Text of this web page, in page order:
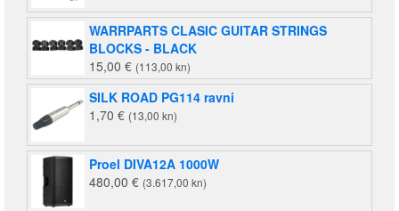
WARRPARTS CLASIC GUITAR STRINGS
BLOCKS - BLACK
15,00 € (113,00 kn)
SILK ROAD PG114 ravni
1,70 € (13,00 kn)
Proel DIVA12A 1000W
480,00 € (3.617,00 kn)